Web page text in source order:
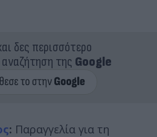
δες περισσότερο
της Google
: Παραγγελία για τη